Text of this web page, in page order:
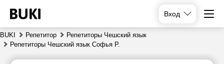
Вход
BUKI Репетитор
Репетиторы Чешский язык
Репетиторы Чешский язык Софья Р.